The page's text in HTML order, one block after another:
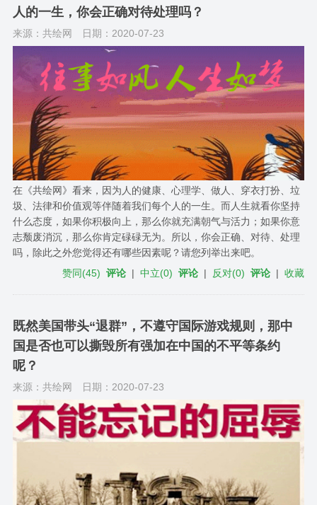
人的一生，你会正确对待处理吗？
来源：共绘网 日期：2020-07-23
在《共绘网》看来，因为人的健康、心理学、做人、穿衣打扮、垃
圾、法律和价值观等伴随着我们每个人的一生。而人生就看你坚持
什么态度，如果你积极向上，那么你就充满朝气与活力；如果你意
志颓废消沉，那么你肯定碌碌无为。所以，你会正确、对待、处理
吗，除此之外您觉得还有哪些因素呢？请您列举出来吧。
赞同(45) 评论 |中立(0) 评论 | 反对(0) 评论 |收藏
既然美国带头“退群”，不遵守国际游戏规则，那中
国是否也可以撕毁所有强加在中国的不平等条约
呢？
来源：共绘网 日期：2020-07-23